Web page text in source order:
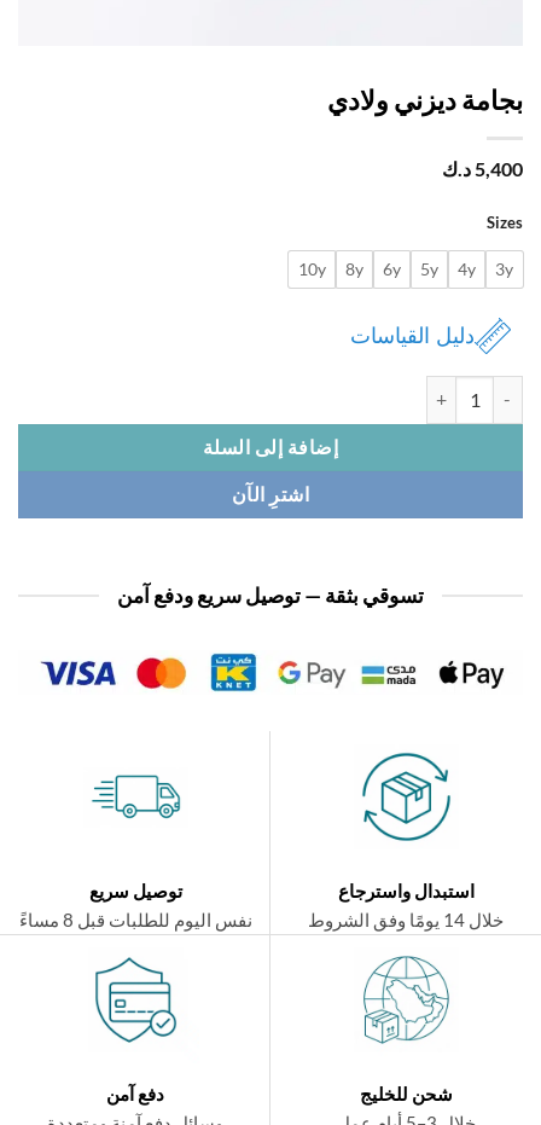
ديزني ولادي
د.ك
4y
5y
6y
8y
10y
دليل القياسات
إضافة إلى السلة
اشترِ الآن
تسوقي بثقة — توصيل سريع ودفع آمن
استبدال واسترجاع
توصيل سريع
نفس اليوم للطلبات قبل 8 مساءً
شحن للخليج
دفع آمن